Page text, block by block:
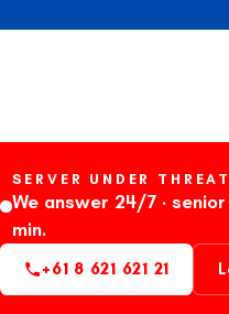
SERVER UNDER
We answer 24/7 ·
min.
+61 8 621 621 21